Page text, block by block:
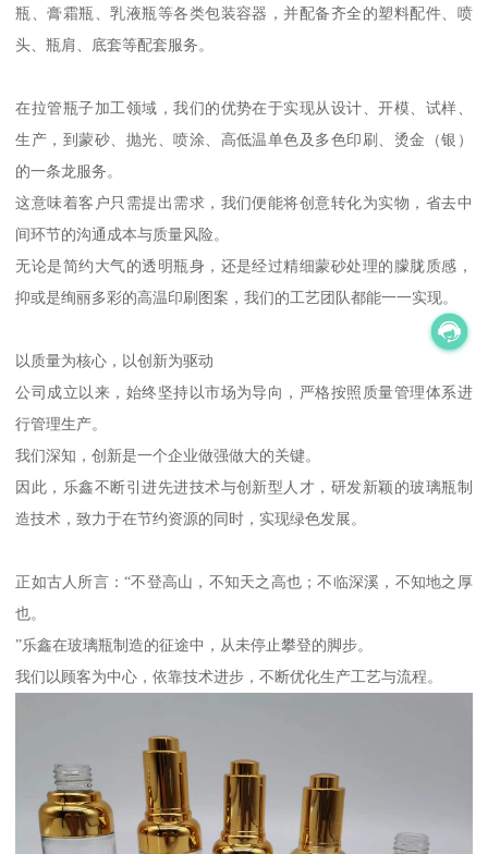
瓶、膏霜瓶、乳液瓶等各类包装容器，并配备齐全的塑料配件、喷
头、瓶肩、底套等配套服务。
在拉管瓶子加工领域，我们的优势在于实现从设计、开模、试样、
生产，到蒙砂、抛光、喷涂、高低温单色及多色印刷、烫金（银）
的一条龙服务。
这意味着客户只需提出需求，我们便能将创意转化为实物，省去中
间环节的沟通成本与质量风险。
无论是简约大气的透明瓶身，还是经过精细蒙砂处理的朦胧质感，
抑或是绚丽多彩的高温印刷图案，我们的工艺团队都能一一实现。
以质量为核心，以创新为驱动
公司成立以来，始终坚持以市场为导向，严格按照质量管理体系进
行管理生产。
我们深知，创新是一个企业做强做大的关键。
因此，乐鑫不断引进先进技术与创新型人才，研发新颖的玻璃瓶制
造技术，致力于在节约资源的同时，实现绿色发展。
正如古人所言：“不登高山，不知天之高也；不临深溪，不知地之厚
也。
”乐鑫在玻璃瓶制造的征途中，从未停止攀登的脚步。
我们以顾客为中心，依靠技术进步，不断优化生产工艺与流程。